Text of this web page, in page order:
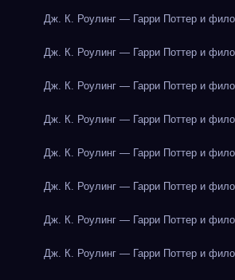
Дж. К. Роулинг — Гарри Поттер и
Дж. К. Роулинг — Гарри Поттер и
Дж. К. Роулинг — Гарри Поттер и
Дж. К. Роулинг — Гарри Поттер и
Дж. К. Роулинг — Гарри Поттер и
Дж. К. Роулинг — Гарри Поттер и
Дж. К. Роулинг — Гарри Поттер и
Дж. К. Роулинг — Гарри Поттер и